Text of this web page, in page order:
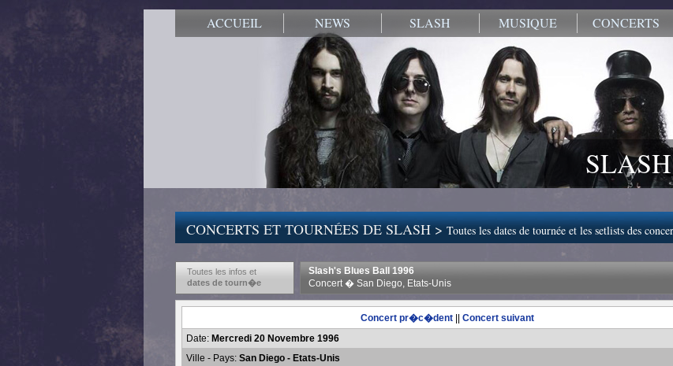
ACCUEIL NEWS SLASH MUSIQUE CONCERTS
CONCERTS ET TOURNÉES DE SLASH >Toutes les dates de tournée et les setlists des
Toutes les infos et
dates de tourn�e
Slash's Blues Ball 1996
Concert � San Diego, Etats-Unis
Concert pr�c�dent
Concert suivant
Date: Mercredi 20 Novembre 1996
Ville - Pays: San Diego - Etats-Unis